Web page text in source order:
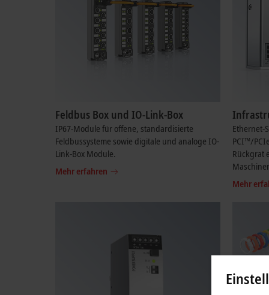
Feldbus Box und IO-Link-Box
IP67-Module für offene, standardisierte
Feldbussysteme sowie digitale und analoge IO-
Link-Box Module.
Mehr erfahren
Ethernet-
PCI™/PCIe
Rückgrat
Mehr